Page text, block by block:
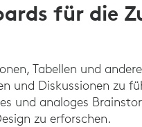
für die
Tabellen und
und Diskussionen zu
und analoges
zu erforschen.